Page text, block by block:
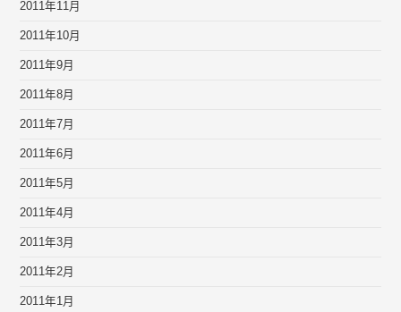
2011年11月
2011年10月
2011年9月
2011年8月
2011年7月
2011年6月
2011年5月
2011年4月
2011年3月
2011年2月
2011年1月